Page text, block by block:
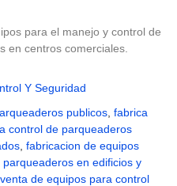
para el manejo y control de
en centros comerciales.
Y Seguridad
publicos fabrica
control de parqueaderos
fabricacion de equipos
en edificios y
venta de equipos para control